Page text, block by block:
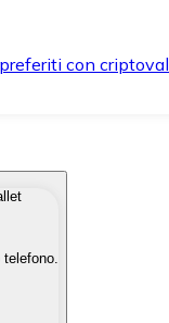
con
in modo
fiat quando ne hai